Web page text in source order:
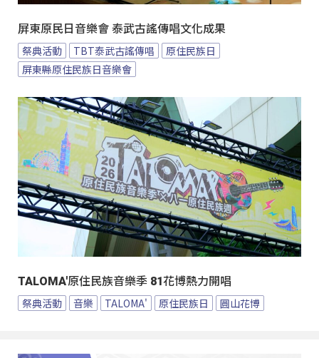
屏東原民日音樂會 泰武古謠傳唱文化成果
祭典活動 TBT泰武古謠傳唱
原住民族日
屏東縣原住民族日音樂會
TALOMA'原住民族音樂季 81花博熱力開唱
祭典活動 音樂 TALOMA' 原住民族日 圓山花博